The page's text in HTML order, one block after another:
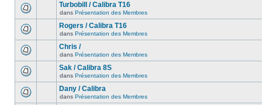
Turbobill / Calibra T16
dans Présentation des Membres
Rogers / Calibra T16
dans Présentation des Membres
Chris /
dans Présentation des Membres
Sak / Calibra 8S
dans Présentation des Membres
Dany / Calibra
dans Présentation des Membres